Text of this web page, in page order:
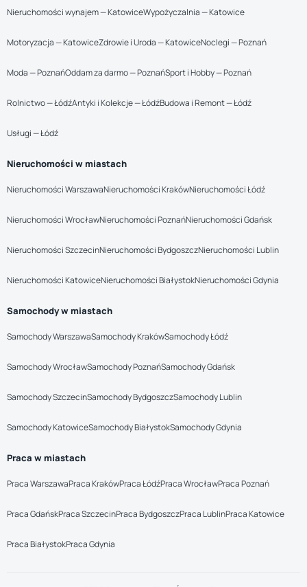
Nieruchomości wynajem — KatowiceWypożyczalnia — Katowice
Motoryzacja — KatowiceZdrowie i Uroda — KatowiceNoclegi — Poznań
Moda — PoznańOddam za darmo — PoznańSport i Hobby — Poznań
Rolnictwo — ŁódźAntyki i Kolekcje — ŁódźBudowa i Remont — Łódź
Usługi — Łódź
Nieruchomości w miastach
Nieruchomości WarszawaNieruchomości KrakówNieruchomości Łódź
Nieruchomości WrocławNieruchomości PoznańNieruchomości Gdańsk
Nieruchomości SzczecinNieruchomości BydgoszczNieruchomości Lublin
Nieruchomości KatowiceNieruchomości BiałystokNieruchomości Gdynia
Samochody w miastach
Samochody WarszawaSamochody KrakówSamochody Łódź
Samochody WrocławSamochody PoznańSamochody Gdańsk
Samochody SzczecinSamochody BydgoszczSamochody Lublin
Samochody KatowiceSamochody BiałystokSamochody Gdynia
Praca w miastach
Praca WarszawaPraca KrakówPraca ŁódźPraca WrocławPraca Poznań
Praca GdańskPraca SzczecinPraca BydgoszczPraca LublinPraca Katowice
Praca BiałystokPraca Gdynia